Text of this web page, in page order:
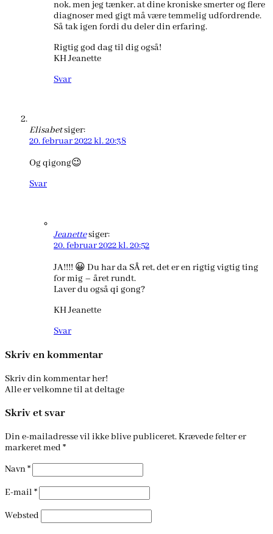
nok, men jeg tænker, at dine kroniske smerter og flere
diagnoser med gigt må være temmelig udfordrende.
Så tak igen fordi du deler din erfaring.
Rigtig god dag til dig også!
KH Jeanette
Svar
Elisabetsiger:
20. februar 2022 kl. 20:38
Og qigong😉
Svar
Jeanettesiger:
20. februar 2022 kl. 20:52
JA!!!! 😀 Du har da SÅ ret, det er en rigtig vigtig ting
for mig – året rundt.
Laver du også qi gong?
KH Jeanette
Svar
Skriv en kommentar
Skriv din kommentar her!
Alle er velkomne til at deltage
Skriv et svar
Din e-mailadresse vil ikke blive publiceret.Krævede felter er
markeret med *
Navn*
E-mail *
Websted